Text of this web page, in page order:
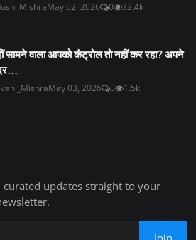
MishraMay 02, 2026 0 32.4k
सामने वाला आपको कंट्रोल तो नहीं कर रहा? अपने
May 03, 2026 0 1.5k
curated updates straight to your